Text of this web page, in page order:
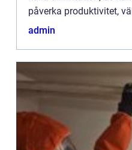
påverka produktivitet,
kommunikation.
admin